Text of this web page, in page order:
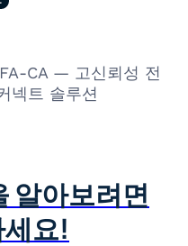
CA — 고신뢰성 전
넥트 솔루션
알아보려면
요!